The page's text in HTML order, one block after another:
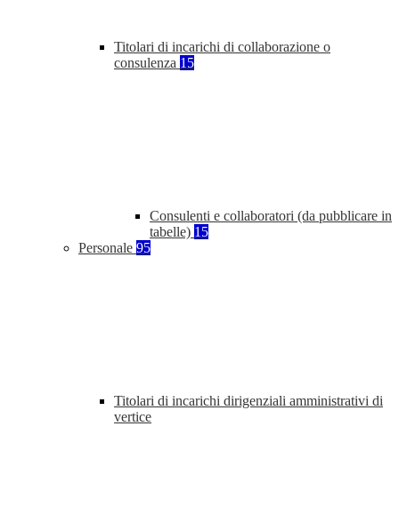
Titolari di incarichi di collaborazione o
consulenza 15
Consulenti e collaboratori (da pubblicare in
tabelle) 15
Personale 95
Titolari di incarichi dirigenziali amministrativi di
vertice